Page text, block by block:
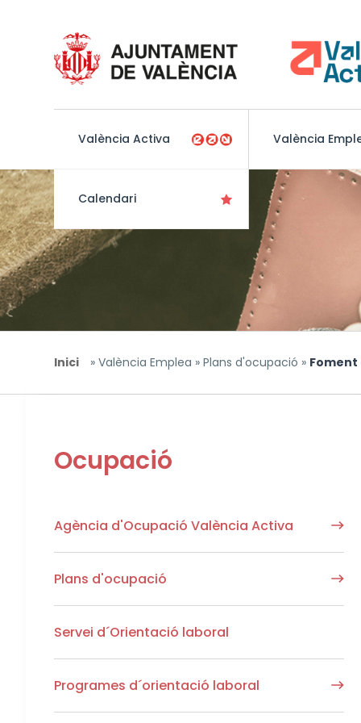
València Activa València
Calendari
Esteu aquí
Inici » València Emplea » Plans d'ocupació »
Ocupació
Agència d'Ocupació València Activa
APP Agencia Valencia Activa
Plans d'ocupació
Foment d'ocupació
PLA MUNICIPAL D´OCUPACIÓ 2026
Servei d´Orientació laboral
Programes d´orientació laboral